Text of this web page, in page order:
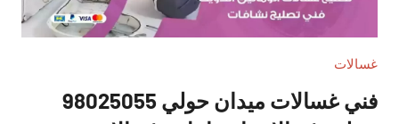
غسالات
فني غسالات ميدان حولي 98025055